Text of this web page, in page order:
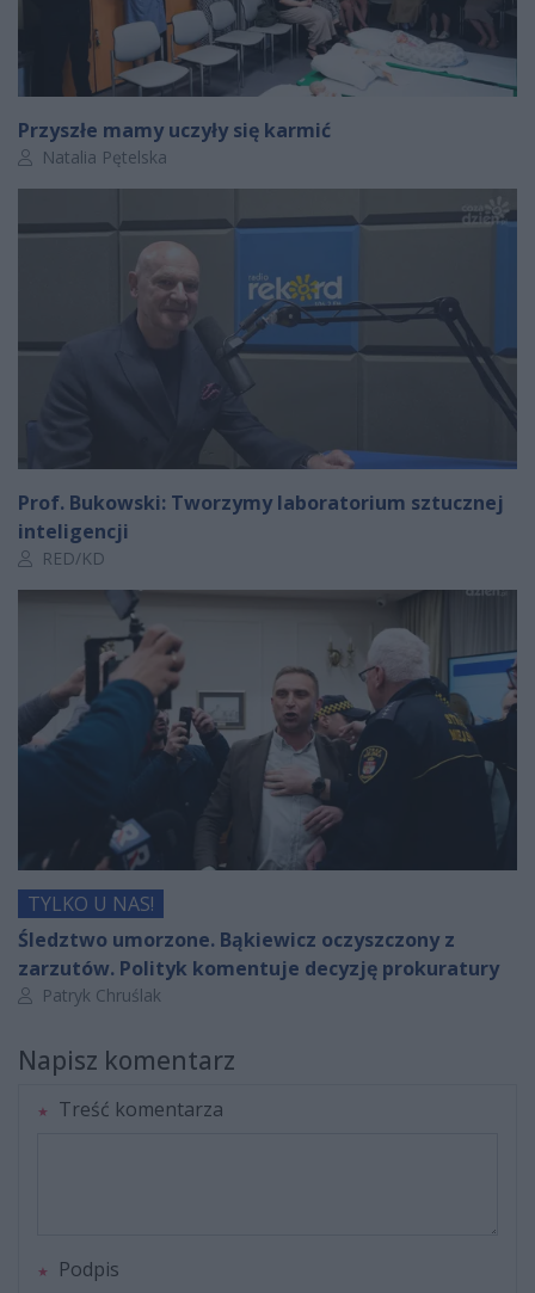
Przyszłe mamy uczyły się karmić
Autor artykułu:
Natalia Pętelska
Prof. Bukowski: Tworzymy laboratorium sztucznej
inteligencji
Autor artykułu:
RED/KD
TYLKO U NAS!
Śledztwo umorzone. Bąkiewicz oczyszczony z
zarzutów. Polityk komentuje decyzję prokuratury
Autor artykułu:
Patryk Chruślak
Napisz komentarz
Treść komentarza
Podpis